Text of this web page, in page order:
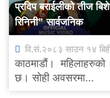
प्रदिप बराईलीको तीज
रिनिनी” सार्वजनिक
वि.सं.२०८३ साउन १४
काठमाडौं।
छ। सोही अवसरमा...